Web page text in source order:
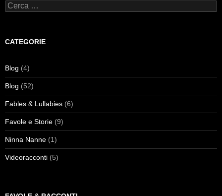
Ricerca
per:
CATEGORIE
Blog (4)
Blog (52)
Fables & Lullabies (6)
Favole e Storie (9)
Ninna Nanne (1)
Videoracconti (5)